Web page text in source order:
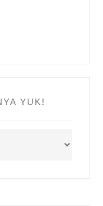
YUK!